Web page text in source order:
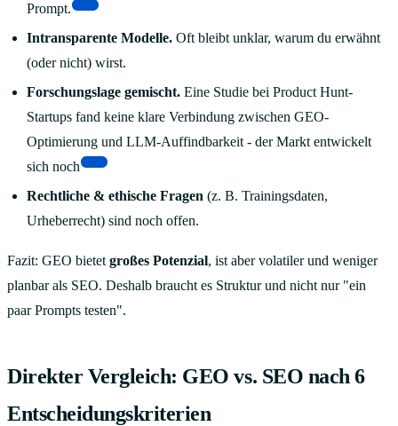
Prompt.
Intransparente Modelle. Oft bleibt unklar, warum du erwähnt
(oder nicht) wirst.
Forschungslage gemischt. Eine Studie bei Product Hunt-
Startups fand keine klare Verbindung zwischen GEO-
Optimierung und LLM-Auffindbarkeit - der Markt entwickelt
sich noch
Rechtliche & ethische Fragen (z. B. Trainingsdaten,
Urheberrecht) sind noch offen.
Fazit: GEO bietet großes Potenzial, ist aber volatiler und weniger
planbar als SEO. Deshalb braucht es Struktur und nicht nur "ein
paar Prompts testen".
Direkter Vergleich: GEO vs. SEO nach 6
Entscheidungskriterien